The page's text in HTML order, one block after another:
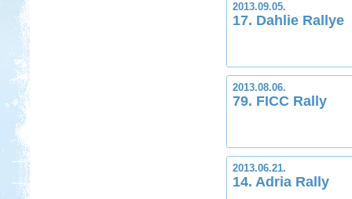
2013.09.05.
17. Dahlie Rallye
2013.08.06.
79. FICC Rally
2013.06.21.
14. Adria Rally